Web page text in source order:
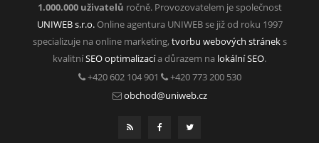
1.000.000 uživatelů ročně. Provozovatelem je společnost
UNIWEB s.r.o.Online agentura UNIWEB se již od roku 1997
specializuje na online marketing, tvorbu webových stráneks
kvalitníSEO optimalizacía důrazem na lokální SEO.
+420 602 104 901
+420 773 200 530
obchod@uniweb.cz